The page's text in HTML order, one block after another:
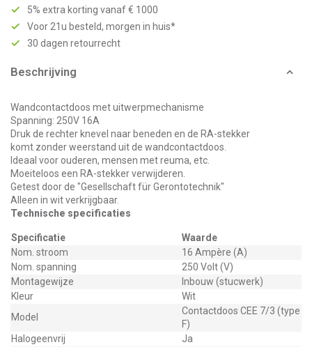
5% extra korting vanaf € 1000
Voor 21u besteld, morgen in huis*
30 dagen retourrecht
Beschrijving
Wandcontactdoos met uitwerpmechanisme
Spanning: 250V 16A
Druk de rechter knevel naar beneden en de RA-stekker
komt zonder weerstand uit de wandcontactdoos.
Ideaal voor ouderen, mensen met reuma, etc.
Moeiteloos een RA-stekker verwijderen.
Getest door de "Gesellschaft für Gerontotechnik"
Alleen in wit verkrijgbaar.
Technische specificaties
Specificatie
Waarde
Nom. stroom
16 Ampère (A)
Nom. spanning
250 Volt (V)
Montagewijze
Inbouw (stucwerk)
Kleur
Wit
Model
Contactdoos CEE 7/3 (type
F)
Halogeenvrij
Ja